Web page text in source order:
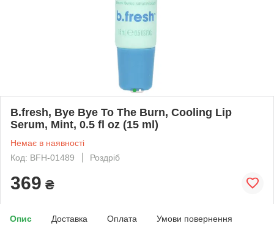
B.fresh, Bye Bye To The Burn, Cooling Lip
Serum, Mint, 0.5 fl oz (15 ml)
Немає в наявності
Код: BFH-01489
Роздріб
369 ₴
Опис Доставка Оплата Умови повернення